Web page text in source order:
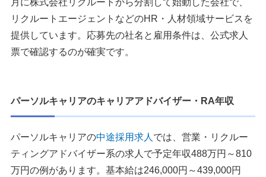
リクルートエージェントなどのHR・人材領域サービスを
提供しています。応募先の社名と雇用条件は、公式求人
票で確認するのが確実です。
パーソルキャリアのキャリアアドバイザー・RA年収
パーソルキャリアの中途採用求人 では、営業・リクルー
ティングアドバイザー系の求人で予定年収488万円～810
万円の例があります。基本給は246,000円～439,000円